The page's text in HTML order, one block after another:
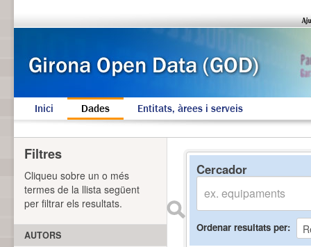
Inici Dades Entitats, àrees i serveis
Cercador
Ordenar resultats per
Filtres
Cliqueu sobre un o més
termes de la llista següent
per filtrar els resultats.
AUTORS